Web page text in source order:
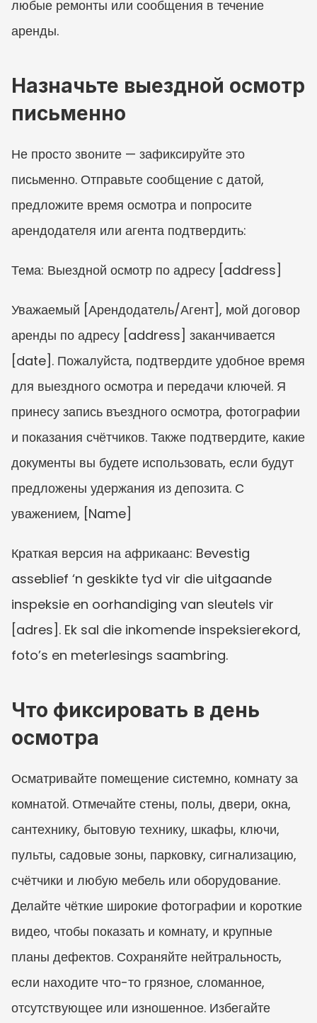
любые ремонты или сообщения в течение
аренды.
Назначьте выездной осмотр
письменно
Не просто звоните — зафиксируйте это
письменно. Отправьте сообщение с датой,
предложите время осмотра и попросите
арендодателя или агента подтвердить:
Тема: Выездной осмотр по адресу [address]
Уважаемый [Арендодатель/Агент], мой договор
аренды по адресу [address] заканчивается
[date]. Пожалуйста, подтвердите удобное время
для выездного осмотра и передачи ключей. Я
принесу запись въездного осмотра, фотографии
и показания счётчиков. Также подтвердите, какие
документы вы будете использовать, если будут
предложены удержания из депозита. С
уважением, [Name]
Краткая версия на африкаанс: Bevestig
asseblief ‘n geskikte tyd vir die uitgaande
inspeksie en oorhandiging van sleutels vir
[adres]. Ek sal die inkomende inspeksierekord,
foto’s en meterlesings saambring.
Что фиксировать в день
осмотра
Осматривайте помещение системно, комнату за
комнатой. Отмечайте стены, полы, двери, окна,
сантехнику, бытовую технику, шкафы, ключи,
пульты, садовые зоны, парковку, сигнализацию,
счётчики и любую мебель или оборудование.
Делайте чёткие широкие фотографии и короткие
видео, чтобы показать и комнату, и крупные
планы дефектов. Сохраняйте нейтральность,
если находите что-то грязное, сломанное,
отсутствующее или изношенное. Избегайте